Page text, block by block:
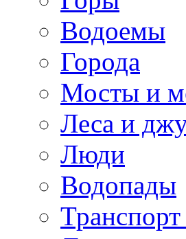
Водоемы
Города
Мосты и
Леса и
Люди
Водопады